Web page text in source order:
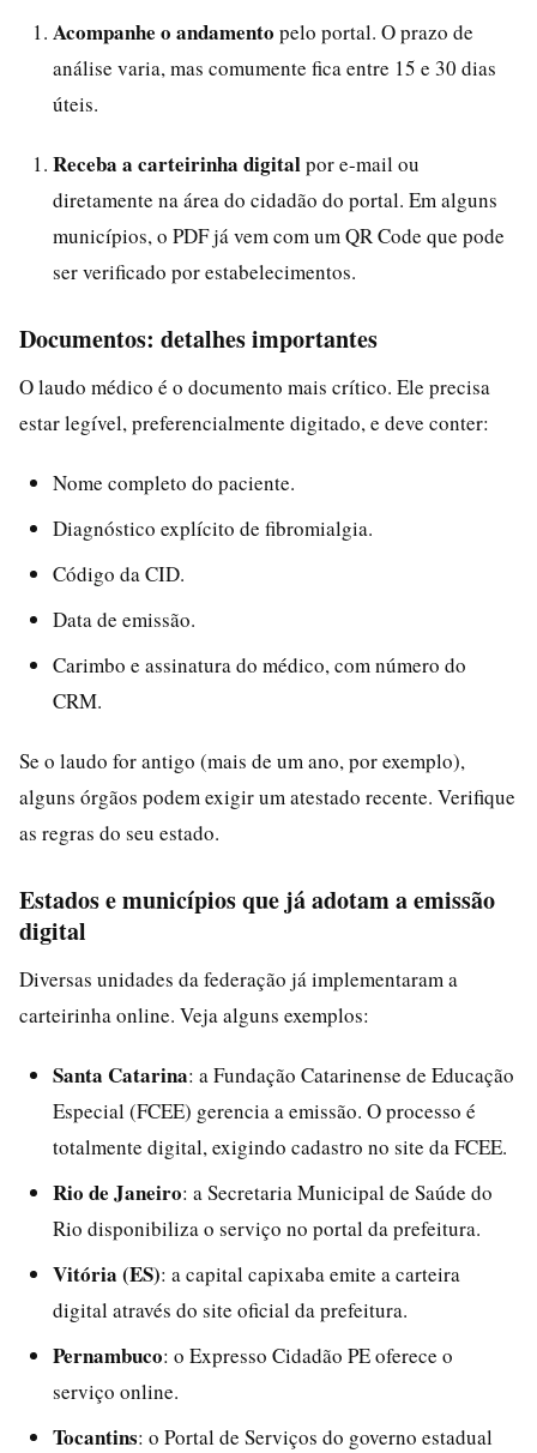
Acompanhe o andamento pelo portal. O prazo de
análise varia, mas comumente fica entre 15 e 30 dias
úteis.
Receba a carteirinha digitalpor e-mail ou
diretamente na área do cidadão do portal. Em alguns
municípios, o PDF já vem com um QR Code que pode
ser verificado por estabelecimentos.
Documentos: detalhes importantes
O laudo médico é o documento mais crítico. Ele precisa
estar legível, preferencialmente digitado, e deve conter:
Nome completo do paciente.
Diagnóstico explícito de fibromialgia.
Código da CID.
Data de emissão.
Carimbo e assinatura do médico, com número do
CRM.
Se o laudo for antigo (mais de um ano, por exemplo),
alguns órgãos podem exigir um atestado recente. Verifique
as regras do seu estado.
Estados e municípios que já adotam a emissão
digital
Diversas unidades da federação já implementaram a
carteirinha online. Veja alguns exemplos:
Santa Catarina: a Fundação Catarinense de Educação
Especial (FCEE) gerencia a emissão. O processo é
totalmente digital, exigindo cadastro no site da FCEE.
Rio de Janeiro: a Secretaria Municipal de Saúde do
Rio disponibiliza o serviço no portal da prefeitura.
Vitória (ES): a capital capixaba emite a carteira
digital através do site oficial da prefeitura.
Pernambuco: o Expresso Cidadão PE oferece o
serviço online.
Tocantins: o Portal de Serviços do governo estadual